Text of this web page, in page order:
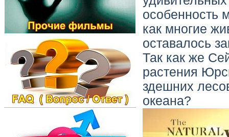
особенность
как многие
оставалось
Так как же
растения
здешних
океана?